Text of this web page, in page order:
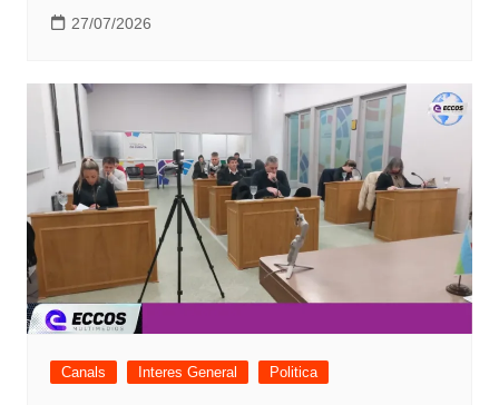
27/07/2026
Canals Interes General Politica